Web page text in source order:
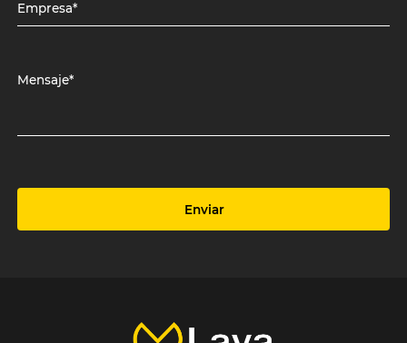
Empresa*
Mensaje*
Enviar